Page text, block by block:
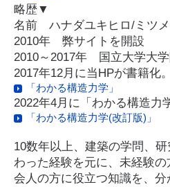
略歴▼
名前 ハナダユキヒロ/ミツ
2010年 弊サイトを開設
2010～2017年 国立大学大学
2017年12月に当HPが書籍化。
「わかる構造力学」
2022年4月に「わかる構造力
「わかる構造力学(改訂版)」
10数年以上、建築の学問、
わった経験を元に、未経験
会人の方に役立つ知識を、分